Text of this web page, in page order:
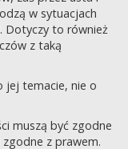
w sytuacjach
Dotyczy to również
z taką
jej temacie, nie o
muszą być zgodne
z prawem.